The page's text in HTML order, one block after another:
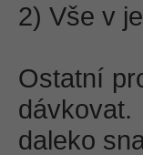
2) Vše v
Ostatní
daleko